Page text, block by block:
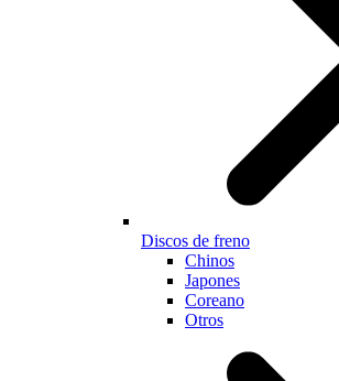
Discos de freno
Chinos
Japones
Coreano
Otros